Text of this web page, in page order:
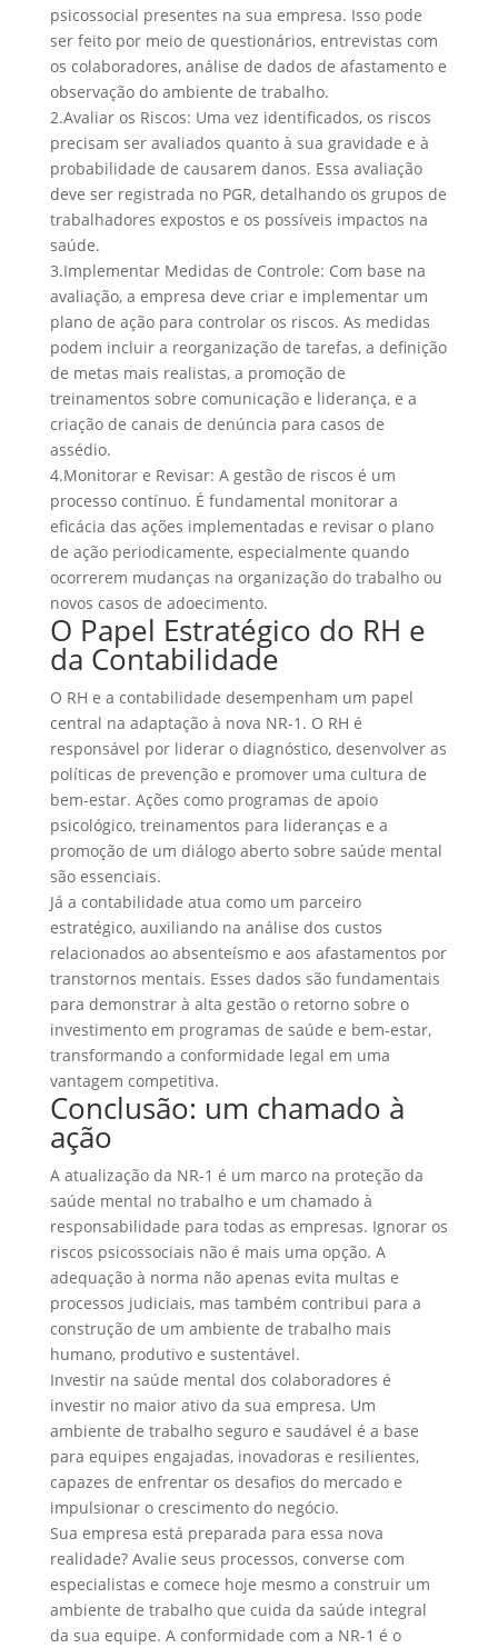
psicossocial presentes na sua empresa. Isso pode
ser feito por meio de questionários, entrevistas com
os colaboradores, análise de dados de afastamento e
observação do ambiente de trabalho.
2.Avaliar os Riscos: Uma vez identificados, os riscos
precisam ser avaliados quanto à sua gravidade e à
probabilidade de causarem danos. Essa avaliação
deve ser registrada no PGR, detalhando os grupos de
trabalhadores expostos e os possíveis impactos na
saúde.
3.Implementar Medidas de Controle: Com base na
avaliação, a empresa deve criar e implementar um
plano de ação para controlar os riscos. As medidas
podem incluir a reorganização de tarefas, a definição
de metas mais realistas, a promoção de
treinamentos sobre comunicação e liderança, e a
criação de canais de denúncia para casos de
assédio.
4.Monitorar e Revisar: A gestão de riscos é um
processo contínuo. É fundamental monitorar a
eficácia das ações implementadas e revisar o plano
de ação periodicamente, especialmente quando
ocorrerem mudanças na organização do trabalho ou
novos casos de adoecimento.
O Papel Estratégico do RH e
da Contabilidade
O RH e a contabilidade desempenham um papel
central na adaptação à nova NR-1. O RH é
responsável por liderar o diagnóstico, desenvolver as
políticas de prevenção e promover uma cultura de
bem-estar. Ações como programas de apoio
psicológico, treinamentos para lideranças e a
promoção de um diálogo aberto sobre saúde mental
são essenciais.
Já a contabilidade atua como um parceiro
estratégico, auxiliando na análise dos custos
relacionados ao absenteísmo e aos afastamentos por
transtornos mentais. Esses dados são fundamentais
para demonstrar à alta gestão o retorno sobre o
investimento em programas de saúde e bem-estar,
transformando a conformidade legal em uma
vantagem competitiva.
Conclusão: um chamado à
ação
A atualização da NR-1 é um marco na proteção da
saúde mental no trabalho e um chamado à
responsabilidade para todas as empresas. Ignorar os
riscos psicossociais não é mais uma opção. A
adequação à norma não apenas evita multas e
processos judiciais, mas também contribui para a
construção de um ambiente de trabalho mais
humano, produtivo e sustentável.
Investir na saúde mental dos colaboradores é
investir no maior ativo da sua empresa. Um
ambiente de trabalho seguro e saudável é a base
para equipes engajadas, inovadoras e resilientes,
capazes de enfrentar os desafios do mercado e
impulsionar o crescimento do negócio.
Sua empresa está preparada para essa nova
realidade? Avalie seus processos, converse com
especialistas e comece hoje mesmo a construir um
ambiente de trabalho que cuida da saúde integral
da sua equipe. A conformidade com a NR-1 é o